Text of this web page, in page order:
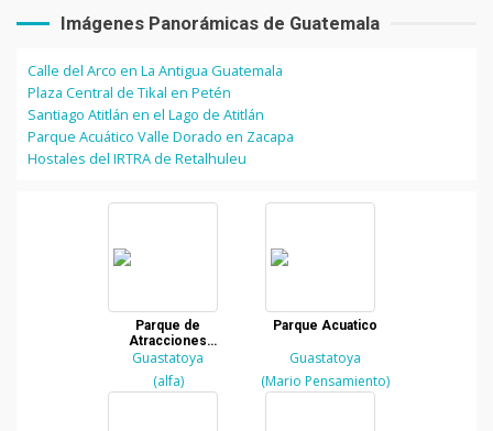
Imágenes Panorámicas de Guatemala
Calle del Arco en La Antigua Guatemala
Plaza Central de Tikal en Petén
Santiago Atitlán en el Lago de Atitlán
Parque Acuático Valle Dorado en Zacapa
Hostales del IRTRA de Retalhuleu
Parque de
Atracciones
"Guastatoya"
Guastatoya
(alfa)
Parque Acuatico
Guastatoya
(Mario Pensamiento)